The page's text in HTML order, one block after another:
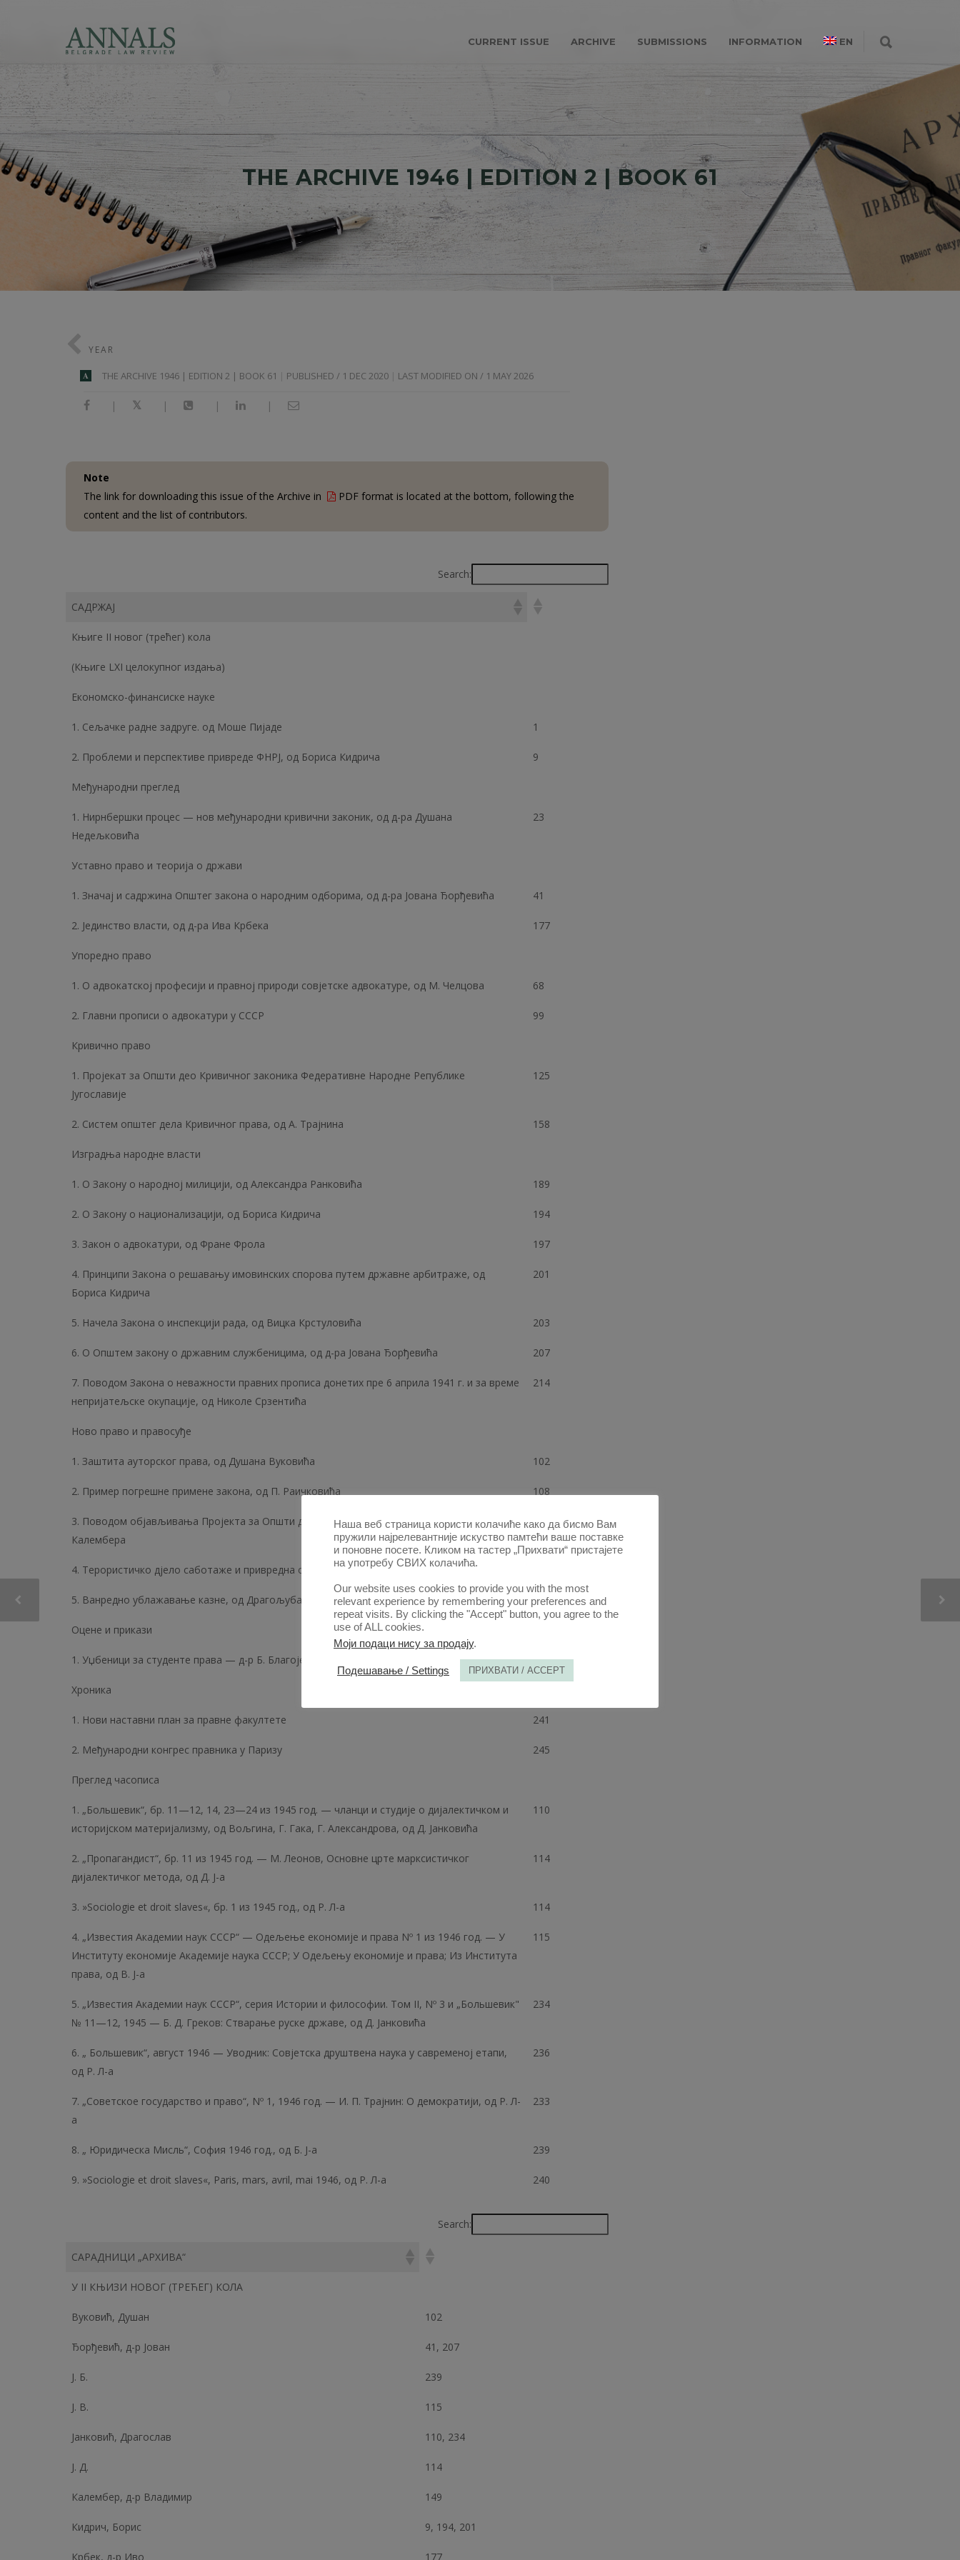
CURRENT ISSUE ARCHIVE SUBMISSIONS INFORMATION EN
THE ARCHIVE 1946 | EDITION 2 | BOOK 61
YEAR
A THE ARCHIVE 1946 | EDITION 2 | BOOK 61 PUBLISHED / 1 DEC 2020 LAST MODIFIED ON / 1 MAY 2026
| | | |
Note
The link for downloading this issue of the Archive in
PDF format is located at the bottom, following the
content and the list of contributors.
Search:
САДРЖАЈ
Књиге II новог (трећег) кола
(Књиге LXI целокупног издања)
Економско-финансиске науке
1. Сељачке радне задруге. од Моше Пијаде 1
2. Проблеми и перспективе привреде ФНРЈ, од Бориса Кидрича 9
Међународни преглед
1. Нирнбершки процес — нов међународни кривични законик, од д-ра Душана
Недељковића
23
Уставно право и теорија о држави
1. Значај и садржина Општег закона о народним одборима, од д-ра Јована Ђорђевића 41
2. Јединство власти, од д-ра Ива Крбека 177
Упоредно право
1. О адвокатској професији и правној природи совјетске адвокатуре, од М. Челцова 68
2. Главни прописи о адвокатури у СССР 99
Кривично право
1. Пројекат за Општи део Кривичног законика Федеративне Народне Републике
Југославије
125
2. Систем општег дела Кривичног права, од А. Трајнина 158
Изградња народне власти
1. О Закону о народној милицији, од Александра Ранковића 189
2. О Закону о национализацији, од Бориса Кидрича 194
3. Закон о адвокатури, од Фране Фрола 197
4. Принципи Закона о решавању имовинских спорова путем државне арбитраже, од
Бориса Кидрича
201
5. Начела Закона о инспекцији рада, од Вицка Крстуловића 203
6. О Општем закону о државним службеницима, од д-ра Јована Ђорђевића 207
7. Поводом Закона о неважности правних прописа донетих пре 6 априла 1941 г. и за време
непријатељске окупације, од Николе Срзентића
214
Ново право и правосуђе
1. Заштита ауторског права, од Душана Вуковића 102
2. Пример погрешне примене закона, од П. Раичковића 108
3. Поводом објављивања Пројекта за Општи део Кривичног права, од д-ра Владимира
Калембера
149
4. Терористичко дјело саботаже и привредна саботажа, од Јова Црногорчевића
5. Ванредно ублажавање казне, од Драгољуба Трајковића 222
Оцене и прикази
1. Уџбеници за студенте права — д-р Б. Благојевић, Римско право II део, од Р. М. 226
Хроника
1. Нови наставни план за правне факултете 241
2. Међународни конгрес правника у Паризу 245
Преглед часописа
1. „Большевик“, бр. 11—12, 14, 23—24 из 1945 год. — чланци и студије о дијалектичком и
историјском материјализму, од Вољгина, Г. Гака, Г. Александрова, од Д. Јанковића
110
2. „Пропагандист“, бр. 11 из 1945 год. — М. Леонов, Основне црте марксистичког
дијалектичког метода, од Д. Ј-а
114
3. »Sociologie et droit slaves«, бр. 1 из 1945 год., од Р. Л-a 114
4. „Известия Академии наук СССР“ — Одељење економије и права Nº 1 из 1946 год. — У
Институту економије Академије наука СССР; У Одељењу економије и права; Из Института
права, од В. Ј-а
115
5. „Известия Академии наук СССР“, серия Истории и философии. Том II, Nº 3 и „Большевик"
№ 11—12, 1945 — Б. Д. Греков: Стварање руске државе, од Д. Јанковића
234
6. „ Большевик“, август 1946 — Уводник: Совјетска друштвена наука у савременој етапи,
од Р. Л-а
236
7. „Советское государство и право“, Nº 1, 1946 год. — И. П. Трајнин: О демократији, од Р. Л-
a
233
8. „ Юридическа Мисль“, София 1946 год., од Б. Ј-а 239
9. »Sociologie et droit slaves«, Paris, mars, avril, mai 1946, од P. Л-а 240
Search:
САРАДНИЦИ „АРХИВА“
У II КЊИЗИ НОВОГ (ТРЕЋЕГ) КОЛА
Вуковић, Душан 102
Ђорђевић, д-р Јован 41, 207
Ј. Б. 239
Ј. В. 115
Јанковић, Драгослав 110, 234
Ј. Д. 114
Калембер, д-р Владимир 149
Кидрич, Борис 9, 194, 201
Крбек, д-р Иво 177
Наша веб страница користи колачиће како да бисмо Вам
пружили најрелевантније искуство памтећи ваше поставке
и поновне посете. Кликом на тастер „Прихвати“ пристајете
на употребу СВИХ колачића.
Our website uses cookies to provide you with the most
relevant experience by remembering your preferences and
repeat visits. By clicking the "Accept" button, you agree to the
use of ALL cookies.
Моји подаци нису за продају.
Подешавање / Settings ПРИХВАТИ / ACCEPT